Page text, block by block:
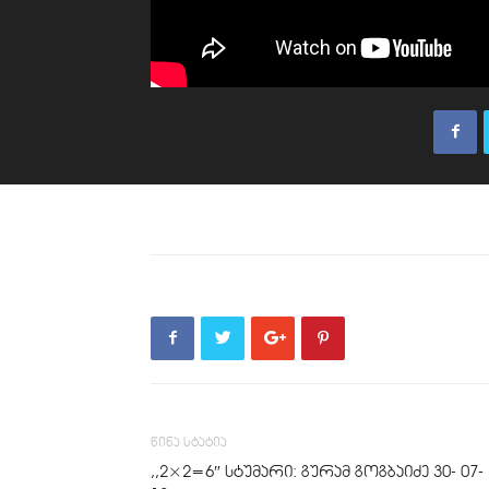
წინა სტატია
,,2×2=6″ სტუმარი: გურამ გოგბაიძე 30- 07-